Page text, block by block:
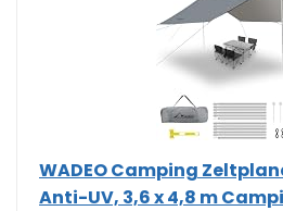
WADEO Camping
Anti-UV, 3,6 x 4,8 m